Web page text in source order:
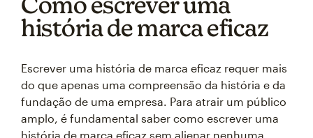
história de marca eficaz
Escrever uma história de marca eficaz requer mais
do que apenas uma compreensão da história e da
fundação de uma empresa. Para atrair um público
amplo, é fundamental saber como escrever uma
história de marca eficaz sem alienar nenhuma